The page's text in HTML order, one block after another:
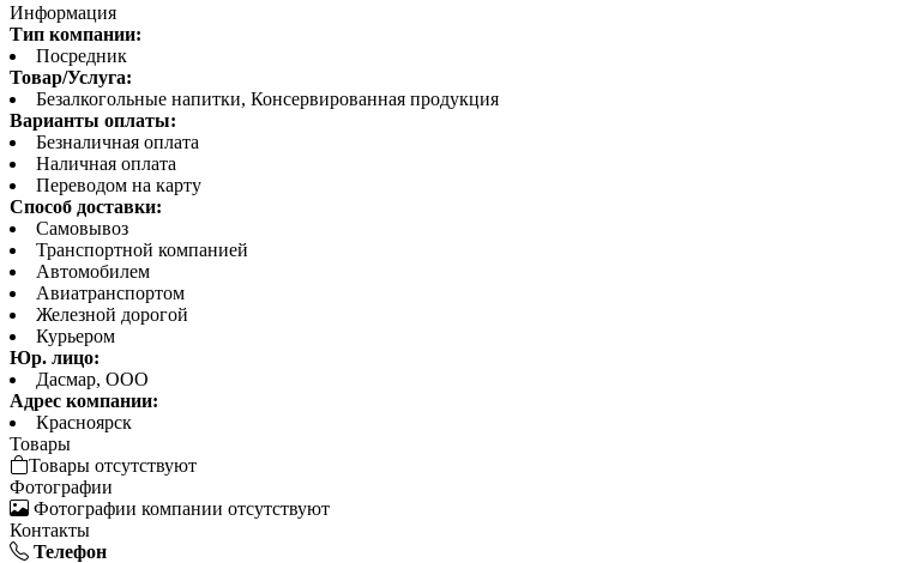
Информация
Тип компании:
Посредник
Товар/Услуга:
Безалкогольные напитки, Консервированная продукция
Варианты оплаты:
Безналичная оплата
Наличная оплата
Переводом на карту
Способ доставки:
Самовывоз
Транспортной компанией
Автомобилем
Авиатранспортом
Железной дорогой
Курьером
Юр. лицо:
Дасмар, ООО
Адрес компании:
Красноярск
Товары
Товары отсутствуют
Фотографии
Фотографии компании отсутствуют
Контакты
Телефон